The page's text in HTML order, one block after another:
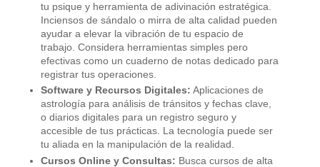
tu psique y herramienta de adivinación estratégica.
Inciensos de sándalo o mirra de alta calidad pueden
ayudar a elevar la vibración de tu espacio de
trabajo. Considera herramientas simples pero
efectivas como un cuaderno de notas dedicado para
registrar tus operaciones.
Software y Recursos Digitales: Aplicaciones de
astrología para análisis de tránsitos y fechas clave,
o diarios digitales para un registro seguro y
accesible de tus prácticas. La tecnología puede ser
tu aliada en la manipulación de la realidad.
Cursos Online y Consultas: Busca cursos de alta